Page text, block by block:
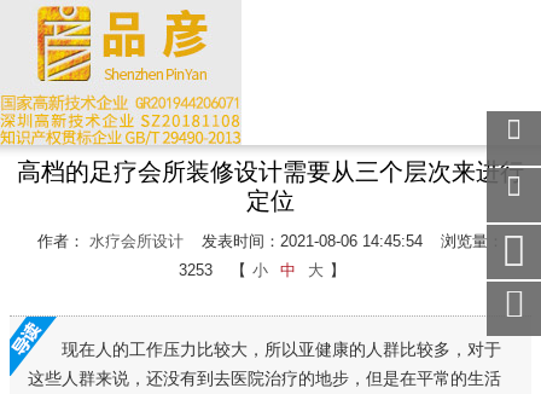
高档的足疗会所装修设计需要从三个层次来进行
定位
作者： 水疗会所设计 发表时间：2021-08-06 14:45:54
浏览量：
3253
【 小 中 大 】
现在人的工作压力比较大，所以亚健康的人群比较多，对于
这些人群来说，还没有到去医院治疗的地步，但是在平常的生活
关注
微信
在线
手机
访问
服务
热线